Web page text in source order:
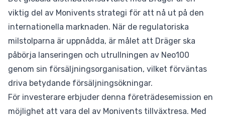
viktig del av Monivents strategi för att nå ut på den
internationella marknaden. När de regulatoriska
milstolparna är uppnådda, är målet att Dräger ska
påbörja lanseringen och utrullningen av Neo100
genom sin försäljningsorganisation, vilket förväntas
driva betydande försäljningsökningar.
För investerare erbjuder denna företrädesemission en
möjlighet att vara del av Monivents tillväxtresa. Med